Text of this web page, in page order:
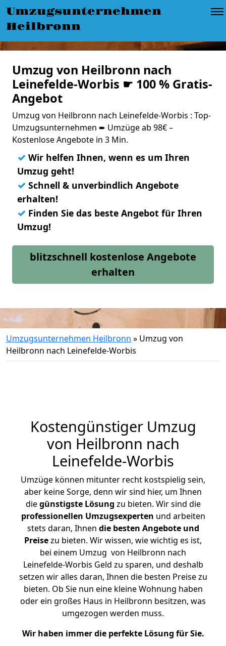
Umzugsunternehmen
Heilbronn
Umzug von Heilbronn nach
Leinefelde-Worbis ☛ 100 % Gratis-
Angebot
Umzug von Heilbronn nach Leinefelde-Worbis : Top-
Umzugsunternehmen ➨ Umzüge ab 98€ –
Kostenlose Angebote in 3 Min.
✓ Wir helfen Ihnen, wenn es um Ihren
Umzug geht!
✓ Schnell & unverbindlich Angebote
erhalten!
✓ Finden Sie das beste Angebot für Ihren
Umzug!
blitzschnell kostenlose Angebote
erhalten
Umzugsunternehmen Heilbronn » Umzug von
Heilbronn nach Leinefelde-Worbis
Kostengünstiger Umzug
von Heilbronn nach
Leinefelde-Worbis
Umzüge können mitunter recht kostspielig sein,
aber keine Sorge, denn wir sind hier, um Ihnen
diegünstigste Lösung zu bieten. Wir sind die
professionellen Umzugsexperten und arbeiten
stets daran, Ihnen die besten Angebote und
Preisezu bieten. Wir wissen, wie wichtig es ist,
bei einem Umzug von Heilbronn nach
Leinefelde-Worbis Geld zu sparen, und deshalb
setzen wir alles daran, Ihnen die besten Preise zu
bieten. Ob Sie nun eine kleine Wohnung haben
oder ein großes Haus in Heilbronn besitzen, was
umgezogen werden muss.
Wir haben immer die perfekte Lösung für Sie.